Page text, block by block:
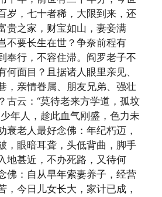
岁，七十者稀，大限到来，还
贵之家，财宝如山，妻妾满
不要长生在世？争奈前程有
奉行，不容住滞。阎罗老子不
何面目？且据诸人眼里亲见、
，亲情眷属、朋友兄弟、强壮
古云：“莫待老来方学道，孤坟
年人，趁此血气刚盛，色力未
衰老人最好念佛：年纪朽迈，
，眼暗耳聋，头低背曲，脚手
地甚近，不办死路，又待何
佛：自从早年索妻养子，经营
，今日儿女长大，家计已成，